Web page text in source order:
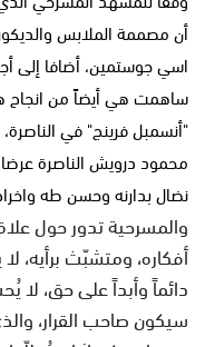
أن مصممة الملابس
اسي جوستمين، أضافا إلى
ساهمت هي أيضاً من انجاح
"أنسمبل فرينج" في
محمود درويش الناصرة
نضال بدارنه وحسن طه
والمسرحية تدور حول
أفكاره، ومتشبّث برأيه،
دائماً وأبداً على حق، لا
سيكون صاحب القرار،